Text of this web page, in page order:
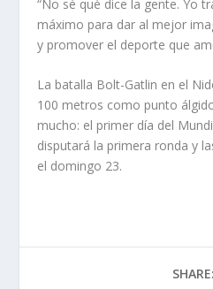
“No sé qué dice la gente. Yo
máximo para dar al mejor
y promover el deporte que
La batalla Bolt-Gatlin en el
100 metros como punto
mucho: el primer día del
disputará la primera ronda y
el domingo 23.
SHARE: